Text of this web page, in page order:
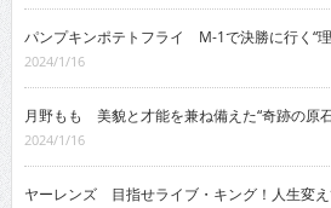
パンプキンポテトフライ M-1で決勝に行く“
2024/1/16
月野もも 美貌と才能を兼ね備えた“奇跡の原
2024/1/16
ヤーレンズ 目指せライブ・キング！人生変